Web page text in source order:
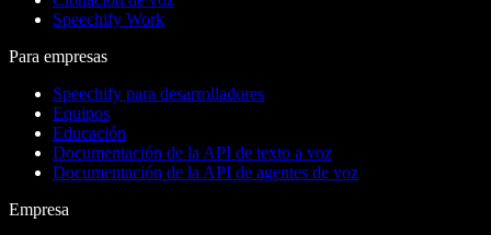
Speechify Work
Para empresas
Speechify para desarrolladores
Equipos
Educación
Documentación de la API de texto a voz
Documentación de la API de agentes de voz
Empresa